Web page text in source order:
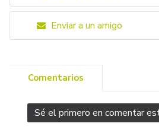
Enviar a un amigo
Comentarios
Sé el primero en comentar